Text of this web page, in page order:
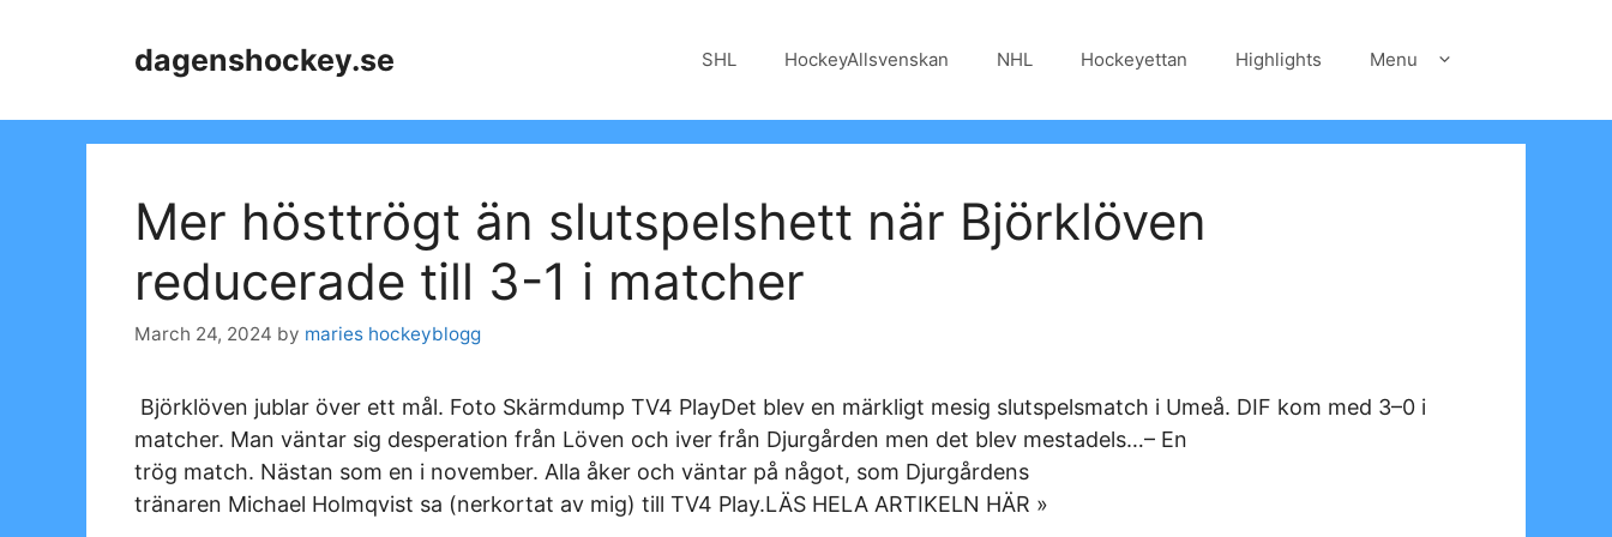
dagenshockey.se SHL HockeyAllsvenskan NHL Hockeyettan Highlights Menu
Mer hösttrögt än slutspelshett när Björklöven
reducerade till 3-1 i matcher
March 24, 2024 by maries hockeyblogg
Björklöven jublar över ett mål. Foto Skärmdump TV4 PlayDet blev en märkligt mesig slutspelsmatch i Umeå. DIF kom med 3–0 i
matcher. Man väntar sig desperation från Löven och iver från Djurgården men det blev mestadels…– En
trög match. Nästan som en i november. Alla åker och väntar på något, som Djurgårdens
tränaren Michael Holmqvist sa (nerkortat av mig) till TV4 Play.LÄS HELA ARTIKELN HÄR »